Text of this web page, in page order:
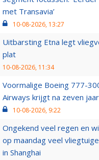
met Transavia’
10-08-2026, 13:27
Uitbarsting Etna legt
plat
10-08-2026, 11:34
Voormalige Boeing 777-
Airways krijgt na zeven
10-08-2026, 9:22
Ongekend veel regen en
op maandag veel
in Shanghai